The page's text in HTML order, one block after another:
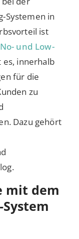
Systemen in
ist
No- und Low-
es, innerhalb
für die
zu
Dazu gehört
mit dem
System